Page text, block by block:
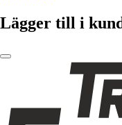
Lägger till i